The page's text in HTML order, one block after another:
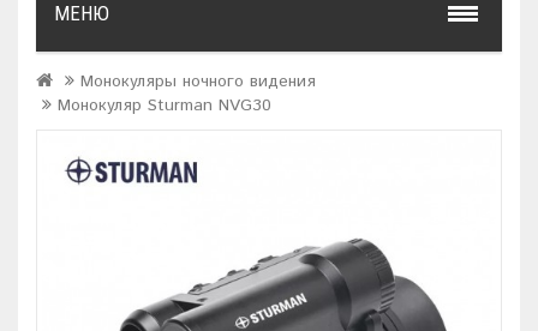
МЕНЮ
Монокуляры ночного видения
Монокуляр Sturman NVG30